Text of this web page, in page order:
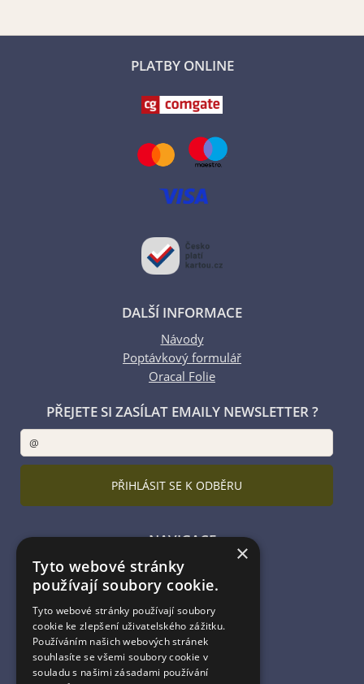
PLATBY ONLINE
DALŠÍ INFORMACE
Návody
Poptávkový formulář
Oracal Folie
PŘEJETE SI ZASÍLAT EMAILY NEWSLETTER ?
NAVIGACE
Úvodní strana
Katalog zboží
Nákupní košík
Obchodní podmínky
Kontaktní informace
Odstoupení od smlouvy
×
Tyto webové stránky
používají soubory cookie.
Tyto webové stránky používají soubory
cookie ke zlepšení uživatelského zážitku.
Používáním našich webových stránek
souhlasíte se všemi soubory cookie v
souladu s našimi zásadami používání